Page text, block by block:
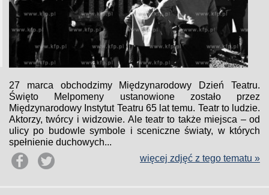
27 marca obchodzimy Międzynarodowy Dzień Teatru.
Święto Melpomeny ustanowione zostało przez
Międzynarodowy Instytut Teatru 65 lat temu. Teatr to ludzie.
Aktorzy, twórcy i widzowie. Ale teatr to także miejsca – od
ulicy po budowle symbole i sceniczne światy, w których
spełnienie duchowych...
więcej zdjęć z tego tematu »